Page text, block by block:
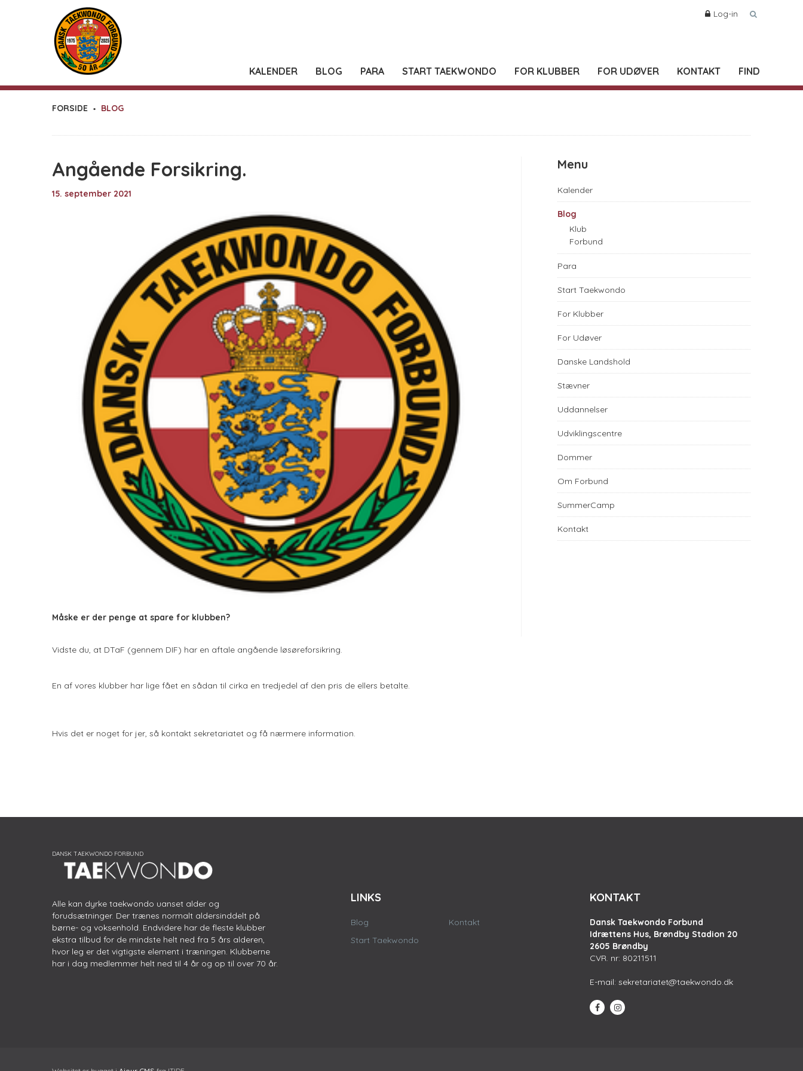
Log-in
KALENDER BLOG PARA START TAEKWONDO FOR KLUBBER FOR UDØVER KONTAKT FIND
FORSIDE BLOG
Angående Forsikring.
15. september 2021
Måske er der penge at spare for klubben?
Vidste du, at DTaF (gennem DIF) har en aftale angående løsøreforsikring.
En af vores klubber har lige fået en sådan til cirka en tredjedel af den pris de ellers betalte.
Hvis det er noget for jer, så kontakt sekretariatet og få nærmere information.
Menu
Kalender
Blog
Klub
Forbund
Para
Start Taekwondo
For Klubber
For Udøver
Danske Landshold
Stævner
Uddannelser
Udviklingscentre
Dommer
Om Forbund
SummerCamp
Kontakt
Alle kan dyrke taekwondo uanset alder og
forudsætninger. Der trænes normalt aldersinddelt på
børne- og voksenhold. Endvidere har de fleste klubber
ekstra tilbud for de mindste helt ned fra 5 års alderen,
hvor leg er det vigtigste element i træningen. Klubberne
har i dag medlemmer helt ned til 4 år og op til over 70 år.
LINKS
Blog
Start Taekwondo
Kontakt
KONTAKT
Dansk Taekwondo Forbund
Idrættens Hus, Brøndby Stadion 20
2605 Brøndby
CVR. nr: 80211511
E-mail: sekretariatet@taekwondo.dk